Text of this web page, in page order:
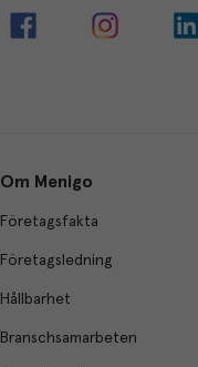
Om Menigo
Företagsfakta
Företagsledning
Hållbarhet
Branschsamarbeten